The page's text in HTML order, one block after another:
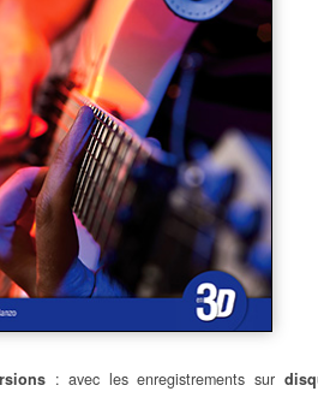
: avec les enregistrements sur